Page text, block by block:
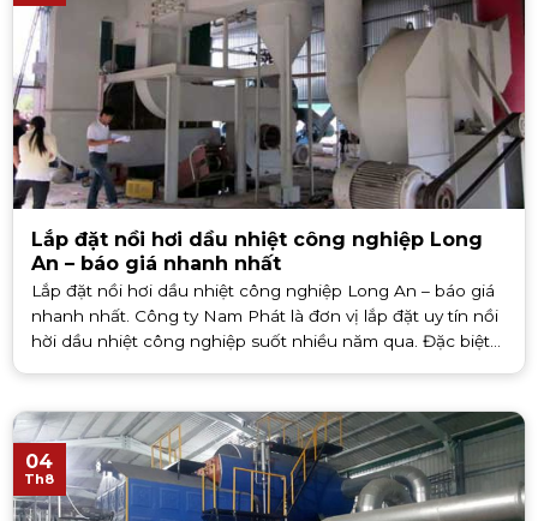
Lắp đặt nồi hơi dầu nhiệt công nghiệp Long
An – báo giá nhanh nhất
Lắp đặt nồi hơi dầu nhiệt công nghiệp Long An – báo giá
nhanh nhất. Công ty Nam Phát là đơn vị lắp đặt uy tín nồi
hời dầu nhiệt công nghiệp suốt nhiều năm qua. Đặc biệt
04
Th8